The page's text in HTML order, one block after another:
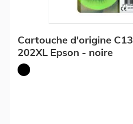
Cartouche d'origine
202XL Epson - noire